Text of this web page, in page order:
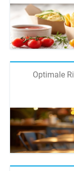
Optimale